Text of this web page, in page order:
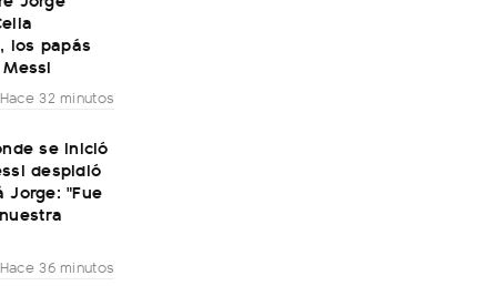
los papás
Hace 32 minutos
se inició
despidió
Jorge: "Fue
Hace 36 minutos